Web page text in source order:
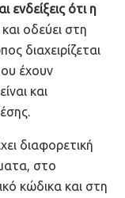
ενδείξεις ότι η
και οδεύει στη
διαχειρίζεται
έχουν
και
διαφορετική
στο
κώδικα και στη